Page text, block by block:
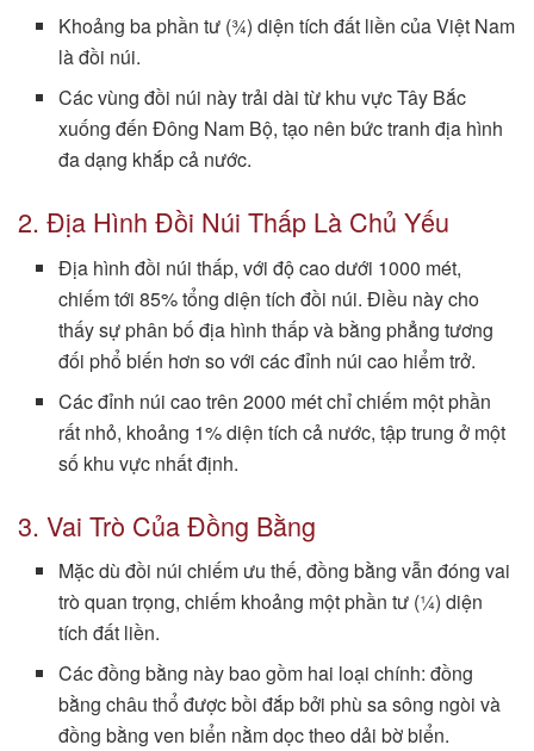
Khoảng ba phần tư (¾) diện tích đất liền của Việt Nam
là đồi núi.
Các vùng đồi núi này trải dài từ khu vực Tây Bắc
xuống đến Đông Nam Bộ, tạo nên bức tranh địa hình
đa dạng khắp cả nước.
2. Địa Hình Đồi Núi Thấp Là Chủ Yếu
Địa hình đồi núi thấp, với độ cao dưới 1000 mét,
chiếm tới 85% tổng diện tích đồi núi. Điều này cho
thấy sự phân bố địa hình thấp và bằng phẳng tương
đối phổ biến hơn so với các đỉnh núi cao hiểm trở.
Các đỉnh núi cao trên 2000 mét chỉ chiếm một phần
rất nhỏ, khoảng 1% diện tích cả nước, tập trung ở một
số khu vực nhất định.
3. Vai Trò Của Đồng Bằng
Mặc dù đồi núi chiếm ưu thế, đồng bằng vẫn đóng vai
trò quan trọng, chiếm khoảng một phần tư (¼) diện
tích đất liền.
Các đồng bằng này bao gồm hai loại chính: đồng
bằng châu thổ được bồi đắp bởi phù sa sông ngòi và
đồng bằng ven biển nằm dọc theo dải bờ biển.